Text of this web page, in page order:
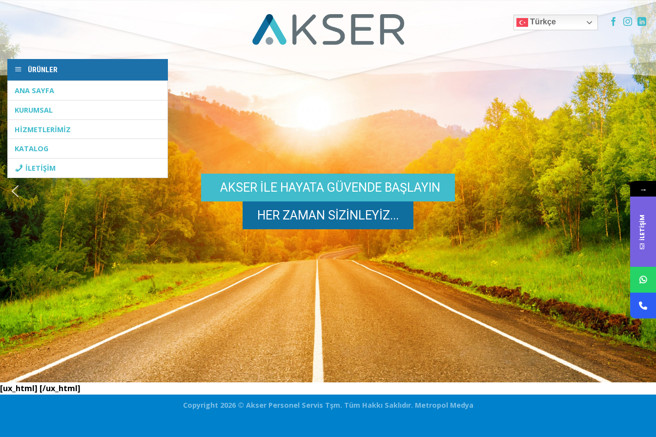
Skip
content
Türkçe
ÜRÜNLER
ANA SAYFA
KURUMSAL
HİZMETLERİMİZ
KATALOG
İLETİŞİM
AKSER İLE HAYATA GÜVENDE BAŞLAYIN
HER ZAMAN SİZİNLEYİZ...
[ux_html] [/ux_html]
Copyright 2026 © Akser Personel Servis Tşm. Tüm Hakkı Saklıdır. Metropol Medya
→
İLETİŞİM